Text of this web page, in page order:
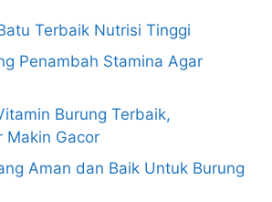
Terbaik Nutrisi Tinggi
Penambah Stamina Agar
Burung Terbaik,
Makin Gacor
Aman dan Baik Untuk Burung